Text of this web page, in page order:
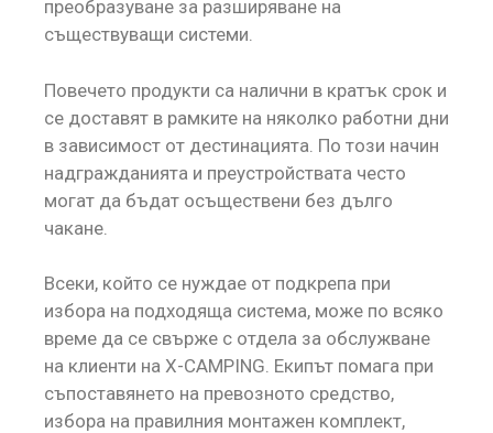
преобразуване за разширяване на
съществуващи системи.
Повечето продукти са налични в кратък срок и
се доставят в рамките на няколко работни дни
в зависимост от дестинацията. По този начин
надгражданията и преустройствата често
могат да бъдат осъществени без дълго
чакане.
Всеки, който се нуждае от подкрепа при
избора на подходяща система, може по всяко
време да се свърже с отдела за обслужване
на клиенти на X-CAMPING. Екипът помага при
съпоставянето на превозното средство,
избора на правилния монтажен комплект,